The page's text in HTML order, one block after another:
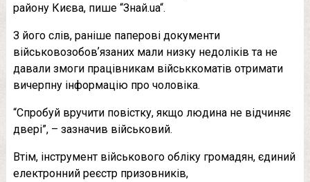
району Києва, пише “Знай.ua“.
З його слів, раніше паперові документи
військовозобовʼязаних мали низку недоліків та не
давали змоги працівникам військкоматів отримати
вичерпну інформацію про чоловіка.
“Спробуй вручити повістку, якщо людина не відчиняє
двері”, – зазначив військовий.
Втім, інструмент військового обліку громадян, єдиний
електронний реєстр призовників,